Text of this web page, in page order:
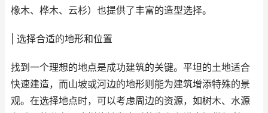
橡木、桦木、云杉）也提供了丰富的造型选择。
| 选择合适的地形和位置
找到一个理想的地点是成功建筑的关键。平坦的土地适合
快速建造，而山坡或河边的地形则能为建筑增添特殊的景
观。在选择地点时，可以考虑周边的资源，如树木、水源